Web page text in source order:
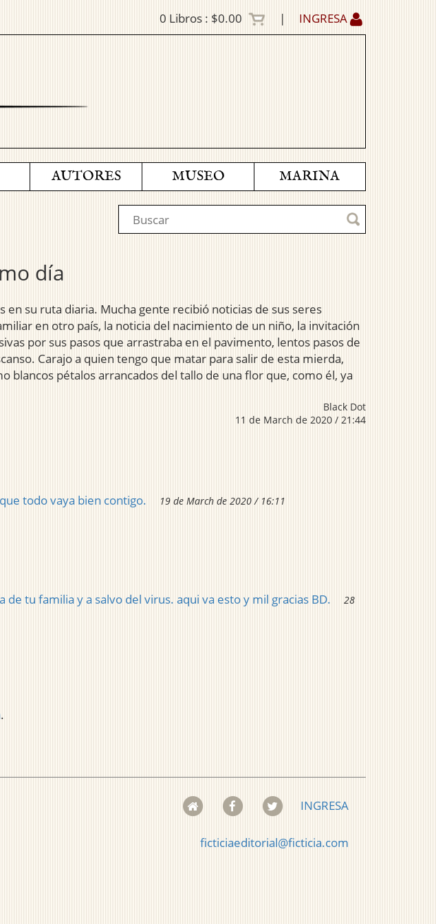
0 Libros : $0.00 | INGRESA
AUTORES MUSEO MARINA
día
su ruta diaria. Mucha gente recibió noticias de sus seres
en otro país, la noticia del nacimiento de un niño, la invitación
por sus pasos que arrastraba en el pavimento, lentos pasos de
Carajo a quien tengo que matar para salir de esta mierda,
blancos pétalos arrancados del tallo de una flor que, como él, ya
Black Dot
11 de March de 2020 / 21:44
todo vaya bien contigo.
19 de March de 2020 / 16:11
tu familia y a salvo del virus. aqui va esto y mil gracias BD.
28
.
INGRESA
ficticiaeditorial@ficticia.com